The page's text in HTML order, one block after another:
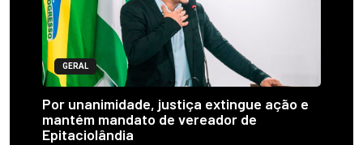
GERAL
Por unanimidade, justiça extingue ação e
mantém mandato de vereador de
Epitaciolândia